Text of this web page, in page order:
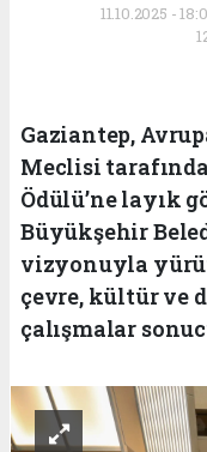
11.10.2025 -
Gaziantep,
Meclisi
Ödülü’ne layık
Büyükşehir
vizyonuyla
çevre, kültür ve
çalışmalar